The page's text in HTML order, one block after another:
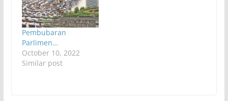
Pembubaran
Parlimen…
October 10, 2022
Similar post